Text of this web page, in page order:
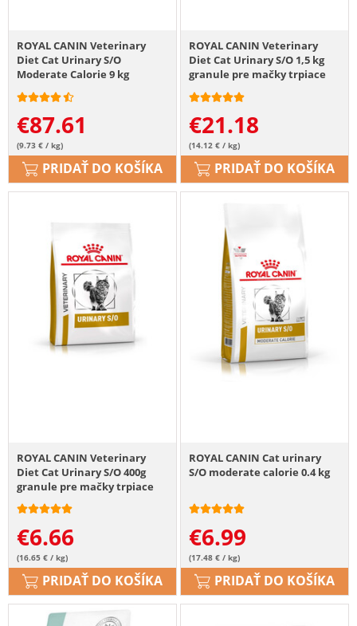
ROYAL CANIN Veterinary
Diet Cat Urinary S/O
Moderate Calorie 9 kg
€87.61
(9.73 € / kg)
PRIDAŤ DO KOŠÍKA
ROYAL CANIN Veterinary
Diet Cat Urinary S/O 1,5 kg
granule pre mačky trpiace
ochorením močových ciest
€21.18
(14.12 € / kg)
PRIDAŤ DO KOŠÍKA
ROYAL CANIN Veterinary
Diet Cat Urinary S/O 400g
granule pre mačky trpiace
ochorením močových ciest
€6.66
(16.65 € / kg)
PRIDAŤ DO KOŠÍKA
ROYAL CANIN Cat urinary
S/O moderate calorie 0.4 kg
€6.99
(17.48 € / kg)
PRIDAŤ DO KOŠÍKA